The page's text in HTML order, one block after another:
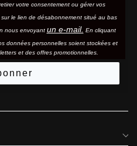
votre consentement ou gérer vos
le lien de désabonnement situé au bas
nous envoyant un e-mail. En cliquant
données personnelles soient stockées et
et des offres promotionnelles.